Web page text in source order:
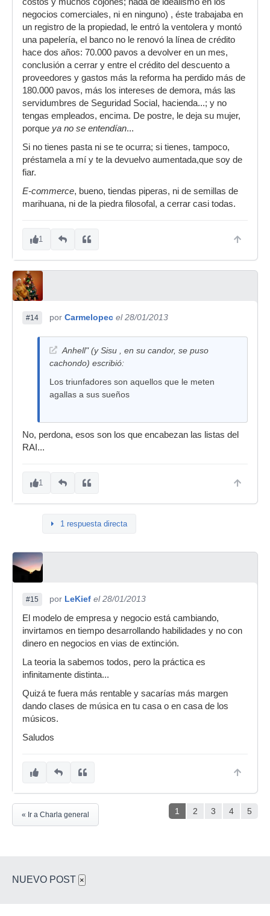
negocios comerciales, ni en ninguno) , éste trabajaba en
un registro de la propiedad, le entró la ventolera y montó
una papelería, el banco no le renovó la línea de crédito
hace dos años: 70.000 pavos a devolver en un mes,
conclusión a cerrar y entre el crédito del descuento a
proveedores y gastos más la reforma ha perdido más de
180.000 pavos, más los intereses de demora, más las
servidumbres de Seguridad Social, hacienda...; y no
tengas empleados, encima. De postre, le deja su mujer,
porque ya no se entendían...
Si no tienes pasta ni se te ocurra; si tienes, tampoco,
préstamela a mí y te la devuelvo aumentada,que soy de
fiar.
E-commerce, bueno, tiendas piperas, ni de semillas de
marihuana, ni de la piedra filosofal, a cerrar casi todas.
1
#14 por Carmelopec el 28/01/2013
Anhell" (y Sisu , en su candor, se puso
cachondo) escribió:
Los triunfadores son aquellos que le meten
agallas a sus sueños
No, perdona, esos son los que encabezan las listas del
RAI...
1
1 respuesta directa
#15 por LeKief el 28/01/2013
El modelo de empresa y negocio está cambiando,
invirtamos en tiempo desarrollando habilidades y no con
dinero en negocios en vias de extinción.
La teoria la sabemos todos, pero la práctica es
infinitamente distinta...
Quizá te fuera más rentable y sacarías más margen
dando clases de música en tu casa o en casa de los
músicos.
Saludos
1 2 3 4 5
« Ir a Charla general
NUEVO POST ×